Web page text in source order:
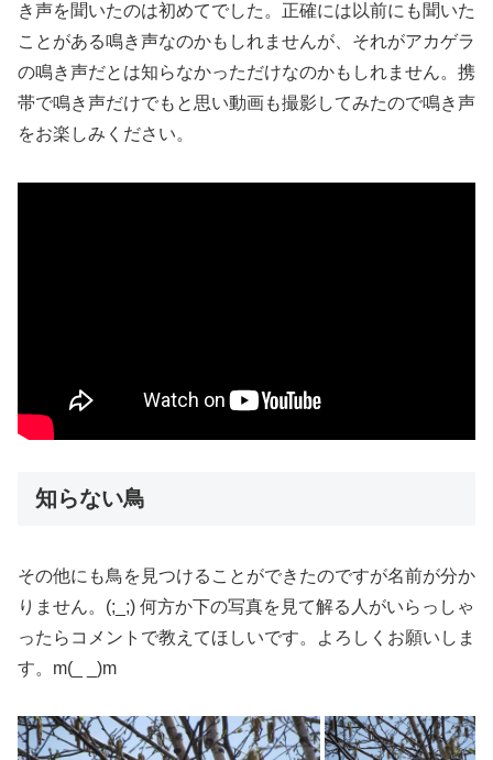
き声を聞いたのは初めてでした。正確には以前にも聞いた
ことがある鳴き声なのかもしれませんが、それがアカゲラ
の鳴き声だとは知らなかっただけなのかもしれません。携
帯で鳴き声だけでもと思い動画も撮影してみたので鳴き声
をお楽しみください。
知らない鳥
その他にも鳥を見つけることができたのですが名前が分か
りません。(;_;) 何方か下の写真を見て解る人がいらっしゃ
ったらコメントで教えてほしいです。よろしくお願いしま
す。m(_ _)m